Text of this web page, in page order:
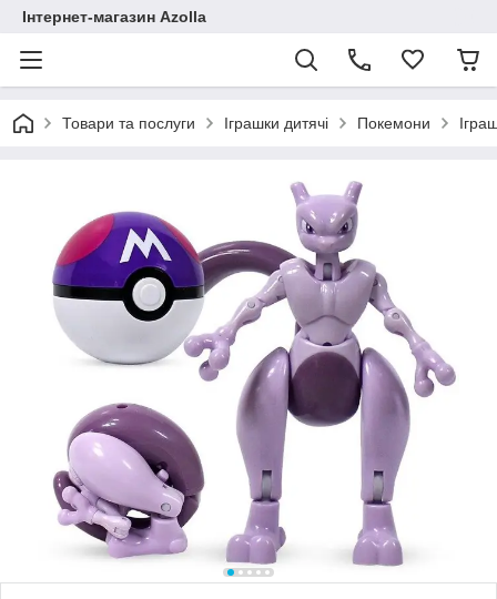
Інтернет-магазин Azolla
Товари та послуги Іграшки дитячі Покемони